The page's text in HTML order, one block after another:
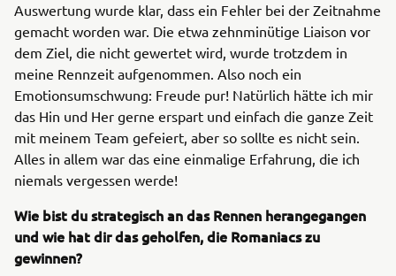
Auswertung wurde klar, dass ein Fehler bei der Zeitnahme
gemacht worden war. Die etwa zehnminütige Liaison vor
dem Ziel, die nicht gewertet wird, wurde trotzdem in
meine Rennzeit aufgenommen. Also noch ein
Emotionsumschwung: Freude pur! Natürlich hätte ich mir
das Hin und Her gerne erspart und einfach die ganze Zeit
mit meinem Team gefeiert, aber so sollte es nicht sein.
Alles in allem war das eine einmalige Erfahrung, die ich
niemals vergessen werde!
Wie bist du strategisch an das Rennen herangegangen
und wie hat dir das geholfen, die Romaniacs zu
gewinnen?